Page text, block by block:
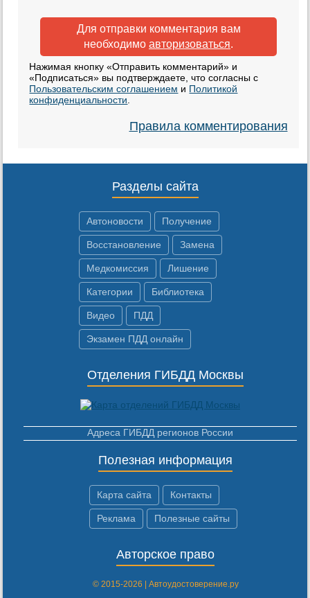
Для отправки комментария вам
необходимо авторизоваться.
Нажимая кнопку «Отправить комментарий» и
«Подписаться» вы подтверждаете, что согласны с
Пользовательским соглашением и Политикой
конфиденциальности
Правила комментирования
Разделы сайта
Автоновости Получение
Восстановление Замена
Медкомиссия Лишение
Категории Библиотека
Видео ПДД
Экзамен ПДД онлайн
Отделения ГИБДД Москвы
Адреса ГИБДД регионов России
Полезная информация
Карта сайта Контакты
Реклама Полезные сайты
Авторское право
© 2015-2026 | Автоудостоверение.ру